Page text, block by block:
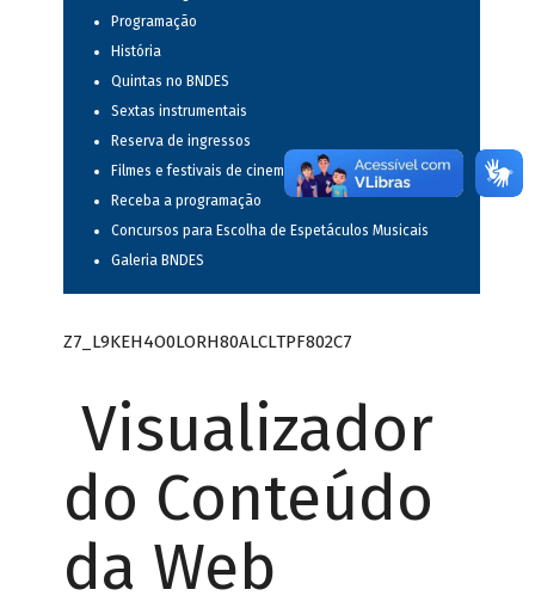
Programação
História
Quintas no BNDES
Sextas instrumentais
Reserva de ingressos
Filmes e festivais de cinema
Receba a programação
Concursos para Escolha de Espetáculos Musicais
Galeria BNDES
Z7_L9KEH4O0LORH80ALCLTPF802C7
Visualizador
do Conteúdo
da Web